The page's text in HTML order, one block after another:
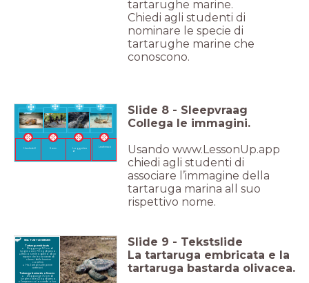
tartarughe marine.
Chiedi agli studenti di
nominare le specie di
tartarughe marine che
conoscono.
Hawksbill Green
Loggerhea
d
Leatherack
Slide 8 - Sleepvraag
Collega le immagini.
Usando www.LessonUp.app
chiedi agli studenti di
associare l’immagine della
tartaruga marina all suo
rispettivo nome.
SEA TURTLE SPECIES
Tartaruga embricata
Raggiunge 90 cm di
lunghezza e 70 kg di peso.
Becco simile a quello di un
rapace che le consente di
cibarsi dalle barriere
coralline.
Ha 2 artigli sulle pinne
anteriori.
Tartaruga bastarda olivacea
Raggiunge 70 cm di
lunghezza e 45 kg di peso.
Carapace color verde oliva.
Slide 9 - Tekstslide
La tartaruga embricata e la
tartaruga bastarda olivacea.